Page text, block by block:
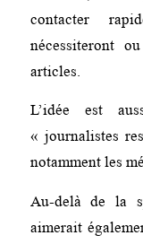
contacter
nécessiteront
articles.
L’idée est
« journalistes
notamment les
Au-delà de la
aimerait